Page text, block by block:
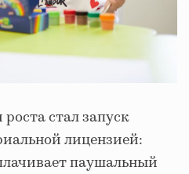
стал запуск
лицензией:
паушальный